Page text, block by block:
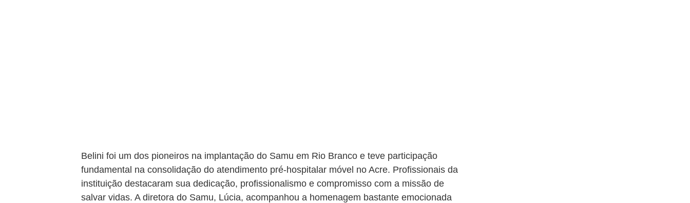
Belini foi um dos pioneiros na implantação do Samu em Rio Branco e teve participação
fundamental na consolidação do atendimento pré-hospitalar móvel no Acre. Profissionais da
instituição destacaram sua dedicação, profissionalismo e compromisso com a missão de
salvar vidas. A diretora do Samu, Lúcia, acompanhou a homenagem bastante emocionada